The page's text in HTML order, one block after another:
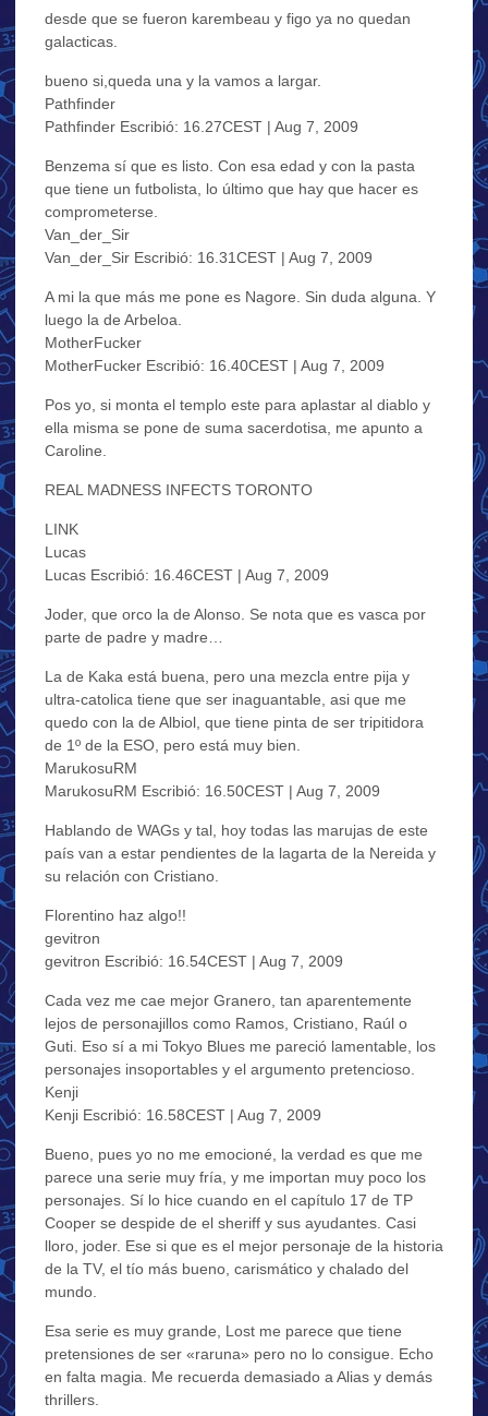
desde que se fueron karembeau y figo ya no quedan
galacticas.
bueno si,queda una y la vamos a largar.
Pathfinder
Pathfinder Escribió: 16.27CEST | Aug 7, 2009
Benzema sí que es listo. Con esa edad y con la pasta
que tiene un futbolista, lo último que hay que hacer es
comprometerse.
Van_der_Sir
Van_der_Sir Escribió: 16.31CEST | Aug 7, 2009
A mi la que más me pone es Nagore. Sin duda alguna. Y
luego la de Arbeloa.
MotherFucker
MotherFucker Escribió: 16.40CEST | Aug 7, 2009
Pos yo, si monta el templo este para aplastar al diablo y
ella misma se pone de suma sacerdotisa, me apunto a
Caroline.
REAL MADNESS INFECTS TORONTO
LINK
Lucas
Lucas Escribió: 16.46CEST | Aug 7, 2009
Joder, que orco la de Alonso. Se nota que es vasca por
parte de padre y madre…
La de Kaka está buena, pero una mezcla entre pija y
ultra-catolica tiene que ser inaguantable, asi que me
quedo con la de Albiol, que tiene pinta de ser tripitidora
de 1º de la ESO, pero está muy bien.
MarukosuRM
MarukosuRM Escribió: 16.50CEST | Aug 7, 2009
Hablando de WAGs y tal, hoy todas las marujas de este
país van a estar pendientes de la lagarta de la Nereida y
su relación con Cristiano.
Florentino haz algo!!
gevitron
gevitron Escribió: 16.54CEST | Aug 7, 2009
Cada vez me cae mejor Granero, tan aparentemente
lejos de personajillos como Ramos, Cristiano, Raúl o
Guti. Eso sí a mi Tokyo Blues me pareció lamentable, los
personajes insoportables y el argumento pretencioso.
Kenji
Kenji Escribió: 16.58CEST | Aug 7, 2009
Bueno, pues yo no me emocioné, la verdad es que me
parece una serie muy fría, y me importan muy poco los
personajes. Sí lo hice cuando en el capítulo 17 de TP
Cooper se despide de el sheriff y sus ayudantes. Casi
lloro, joder. Ese si que es el mejor personaje de la historia
de la TV, el tío más bueno, carismático y chalado del
mundo.
Esa serie es muy grande, Lost me parece que tiene
pretensiones de ser «raruna» pero no lo consigue. Echo
en falta magia. Me recuerda demasiado a Alias y demás
thrillers.